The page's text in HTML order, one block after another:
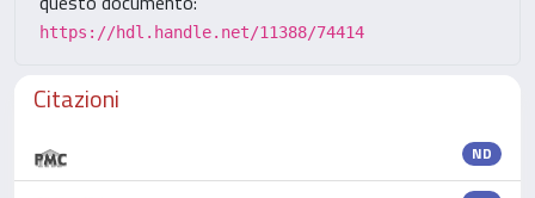
https://hdl.handle.net/11388/74414
Citazioni
ND